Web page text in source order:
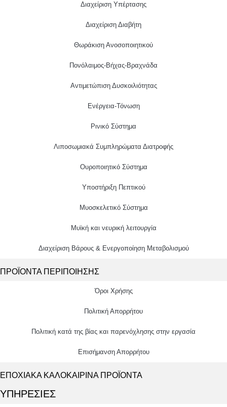
Διαχείριση Υπέρτασης
Διαχείριση Διαβήτη
Θωράκιση Ανοσοποιητικού
Πονόλαιμος-Βήχας-Βραχνάδα
Αντιμετώπιση Δυσκοιλιότητας
Eνέργεια-Τόνωση
Ρινικό Σύστημα
Λιποσωμιακά Συμπληρώματα Διατροφής
Ουροποιητικό Σύστημα
Υποστήριξη Πεπτικού
Μυοσκελετικό Σύστημα
Μυϊκή και νευρική λειτουργία
Διαχείριση Βάρους & Ενεργοποίηση Μεταβολισμού
ΠΡΟΪΟΝΤΑ ΠΕΡΙΠΟΙΗΣΗΣ
Όροι Χρήσης
Πολιτική Απορρήτου
Πολιτική κατά της βίας και παρενόχλησης στην εργασία
Επισήμανση Απορρήτου
ΕΠΟΧΙΑΚΑ ΚΑΛΟΚΑΙΡΙΝΑ ΠΡΟΪΟΝΤΑ
ΥΠΗΡΕΣΙΕΣ